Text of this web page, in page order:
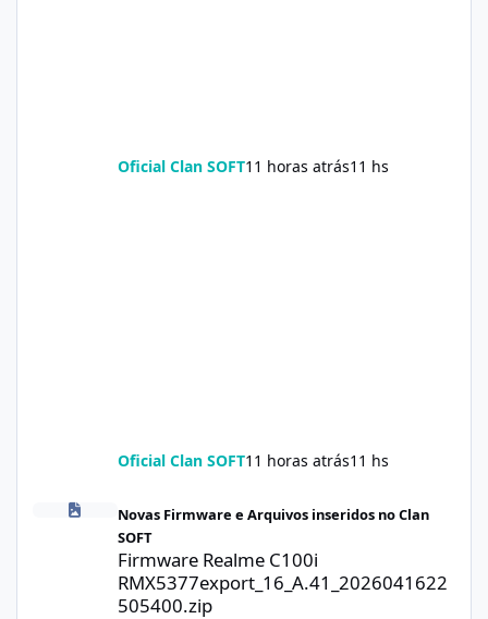
Oficial Clan SOFT11 horas atrás11 hs
Oficial Clan SOFT11 horas atrás11 hs
Firmware Realme C100i
Novas Firmware e Arquivos inseridos no Clan
SOFT
Firmware Realme C100i
RMX5377export_16_A.41_2026041622
505400.zip